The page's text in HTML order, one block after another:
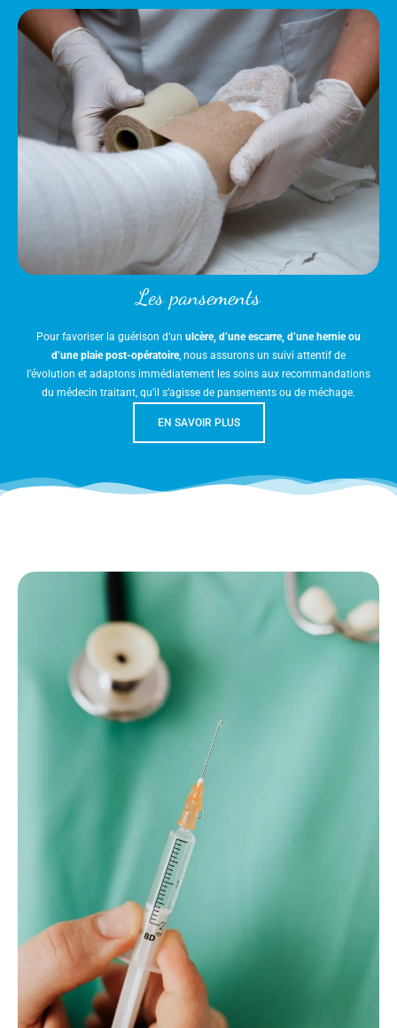
Les pansements
Pour favoriser la guérison d’un ulcère, d’une escarre, d’une hernie ou
d’une plaie post-opératoire, nous assurons un suivi attentif de
l’évolution et adaptons immédiatement les soins aux recommandations
du médecin traitant, qu’il s’agisse de pansements ou de méchage.
EN SAVOIR PLUS